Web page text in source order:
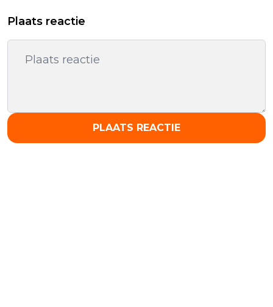
Plaats reactie
PLAATS REACTIE